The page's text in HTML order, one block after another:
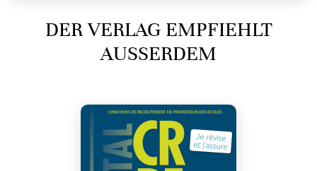
DER VERLAG EMPFIEHLT
AUSSERDEM